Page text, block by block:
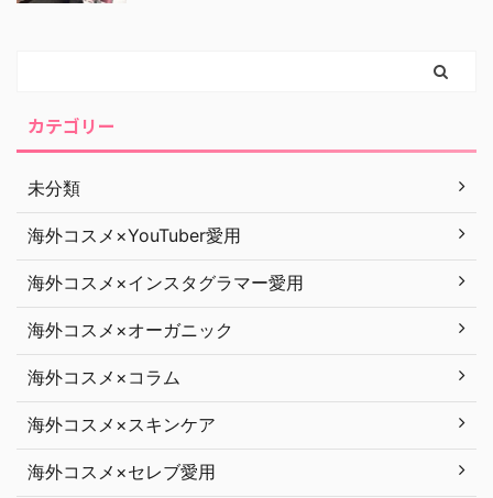
カテゴリー
未分類
海外コスメ×YouTuber愛用
海外コスメ×インスタグラマー愛用
海外コスメ×オーガニック
海外コスメ×コラム
海外コスメ×スキンケア
海外コスメ×セレブ愛用